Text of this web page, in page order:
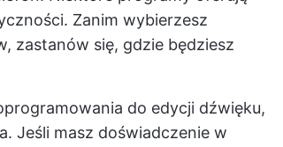
Zanim wybierzesz
zastanów się, gdzie będziesz
do edycji dźwięku,
Jeśli masz doświadczenie w